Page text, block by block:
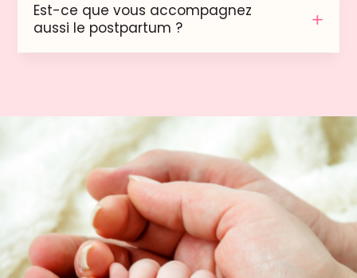
Est-ce que vous accompagnez
aussi le postpartum ?